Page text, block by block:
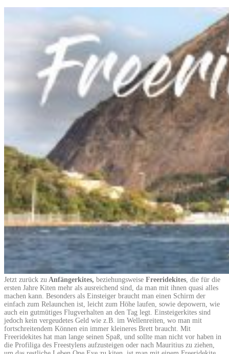
Jetzt zurück zu Anfängerkites, beziehungsweise Freeridekites , die für die
ersten Jahre Kiten mehr als ausreichend sind, da man mit ihnen quasi alles
machen kann. Besonders als Einsteiger braucht man einen Schirm der
einfach zum Relaunchen ist, leicht zum Höhe laufen, sowie depowern, wie
auch ein gutmütiges Flugverhalten an den Tag legt. Einsteigerkites sind
jedoch kein vergeudetes Geld wie z.B. im Wellenreiten, wo man mit
fortschreitendem Können ein immer kleineres Brett braucht. Mit
Freeridekites hat man lange seinen Spaß, und sollte man nicht vor haben in
die Profiliga des Freestylens aufzusteigen oder nach Mauritius zu ziehen,